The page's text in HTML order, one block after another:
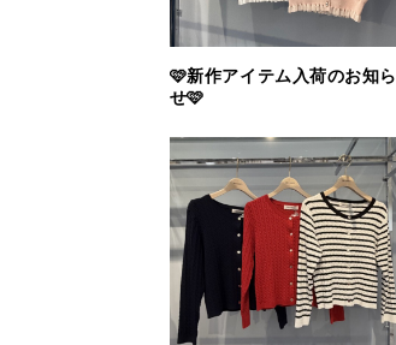
🩷新作アイテム入荷のお知ら
せ🩷